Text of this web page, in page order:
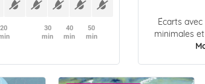
20
30
min
40
min
50
min
Écarts
minimales